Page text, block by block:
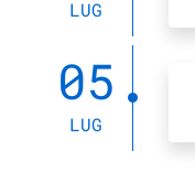
LUG
05
LUG